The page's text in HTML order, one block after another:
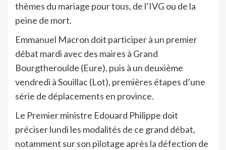
thèmes du mariage pour tous, de l’IVG ou de la
peine de mort.
Emmanuel Macron doit participer à un premier
débat mardi avec des maires à Grand
Bourgtheroulde (Eure), puis à un deuxième
vendredi à Souillac (Lot), premières étapes d’une
série de déplacements en province.
Le Premier ministre Edouard Philippe doit
préciser lundi les modalités de ce grand débat,
notamment sur son pilotage après la défection de